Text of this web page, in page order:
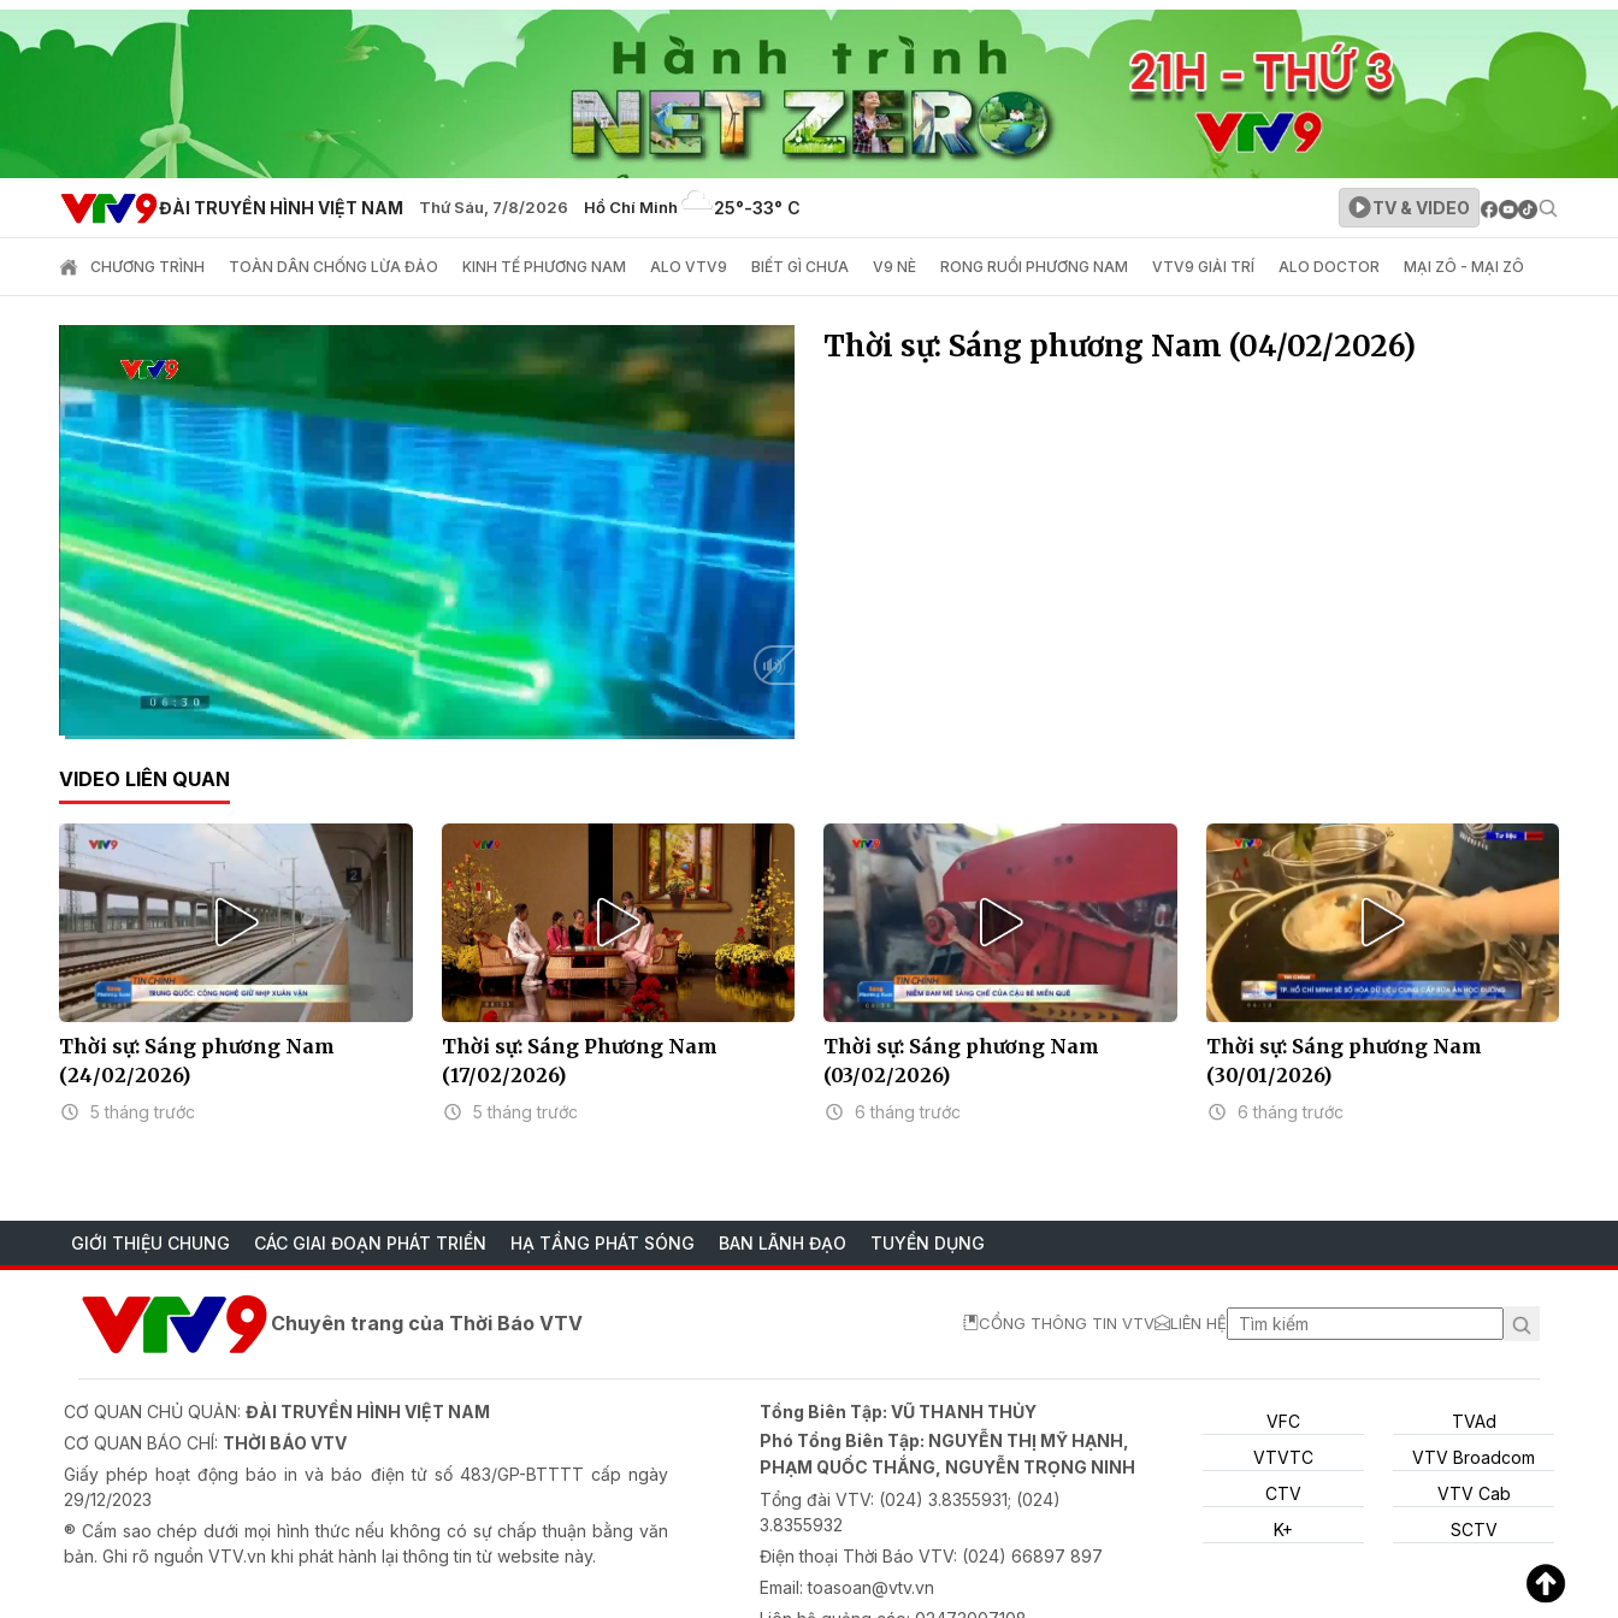
ĐÀI TRUYỀN HÌNH VIỆT NAM Thứ Sáu, 7/8/2026 Hồ Chí Minh 25°-33° C TV & VIDEO
CHƯƠNG TRÌNH TOÀN DÂN CHỐNG LỪA ĐẢO KINH TẾ PHƯƠNG NAM ALO VTV9 BIẾT GÌ CHƯA V9 NÈ RONG RUỔI PHƯƠNG NAM VTV9 GIẢI TRÍ ALO DOCTOR MẠI ZÔ - MẠI ZÔ
Thời sự: Sáng phương Nam (04/02/2026)
VIDEO LIÊN QUAN
Thời sự: Sáng phương Nam
(24/02/2026)
5 tháng trước
Thời sự: Sáng Phương Nam
(17/02/2026)
5 tháng trước
Thời sự: Sáng phương Nam
(03/02/2026)
6 tháng trước
Thời sự: Sáng phương Nam
(30/01/2026)
6 tháng trước
GIỚI THIỆU CHUNG CÁC GIAI ĐOẠN PHÁT TRIỂN HẠ TẦNG PHÁT SÓNG BAN LÃNH ĐẠO TUYỂN DỤNG
Chuyên trang của Thời Báo VTV CỔNG THÔNG TIN VTV LIÊN HỆ
CƠ QUAN CHỦ QUẢN: ĐÀI TRUYỀN HÌNH VIỆT NAM
CƠ QUAN BÁO CHÍ: THỜI BÁO VTV
Giấy phép hoạt động báo in và báo điện tử số 483/GP-BTTTT cấp ngày
29/12/2023
® Cấm sao chép dưới mọi hình thức nếu không có sự chấp thuận bằng văn
bản. Ghi rõ nguồn VTV.vn khi phát hành lại thông tin từ website này.
Tổng Biên Tập:VŨ THANH THỦY
Phó Tổng Biên Tập: NGUYỄN THỊ MỸ HẠNH,
PHẠM QUỐC THẮNG, NGUYỄN TRỌNG NINH
Tổng đài VTV: (024) 3.8355931; (024)
3.8355932
Điện thoại Thời Báo VTV: (024) 66897 897
Email:toasoan@vtv.vn
VFC
VTVTC
CTV
K+
TVAd
VTV Broadcom
VTV Cab
SCTV